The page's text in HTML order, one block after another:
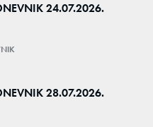
24.07.2026.
28.07.2026.